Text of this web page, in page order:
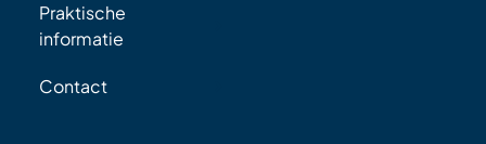
Praktische
informatie
Contact